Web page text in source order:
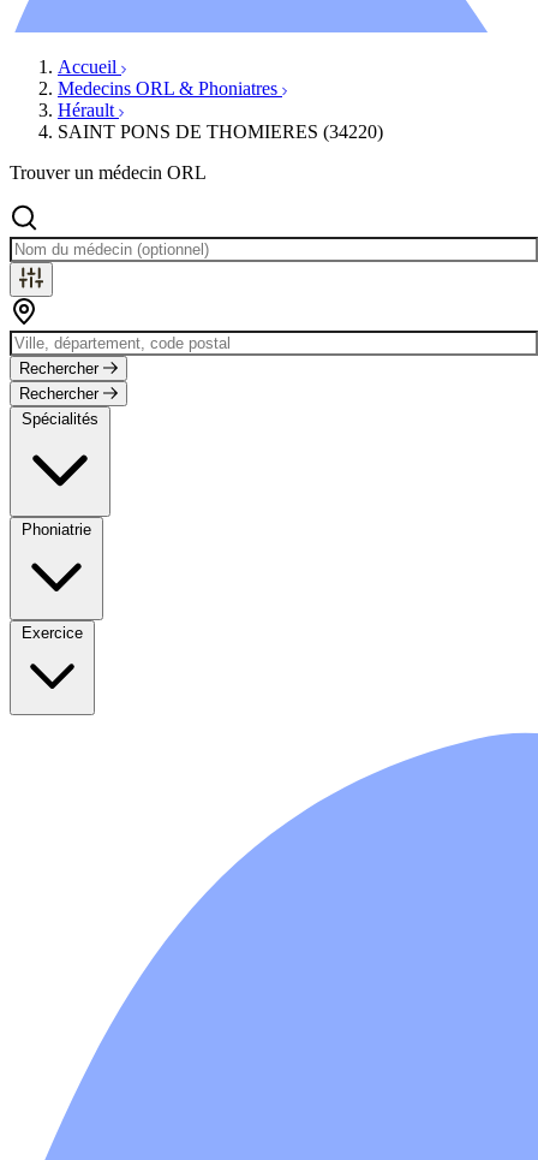
Accueil
Medecins ORL & Phoniatres
Hérault
SAINT PONS DE THOMIERES (34220)
Trouver un médecin ORL
Rechercher
Rechercher
Spécialités
Phoniatrie
Exercice